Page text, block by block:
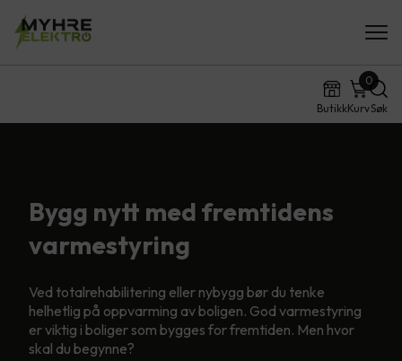
ButikkKurv
0
Søk
Bygg nytt med fremtidens
varmestyring
Ved totalrehabilitering eller nybygg bør du tenke
helhetlig på oppvarming av boligen. God varmestyring
er viktig i boliger som bygges for fremtiden. Men hvor
skal du begynne?